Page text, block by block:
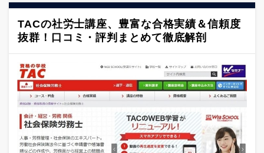
TACの社労士講座、豊富な合格実績＆信頼度
抜群！口コミ・評判まとめて徹底解剖